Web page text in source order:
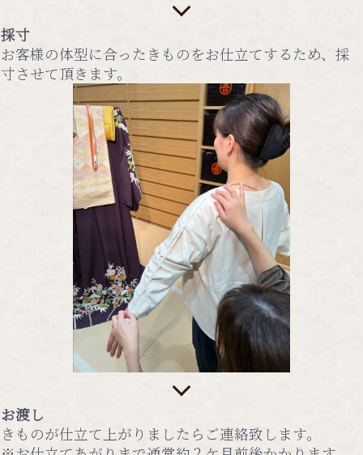
採寸
お客様の体型に合ったきものをお仕立てするため、採
寸させて頂きます。
お渡し
きものが仕立て上がりましたらご連絡致します。